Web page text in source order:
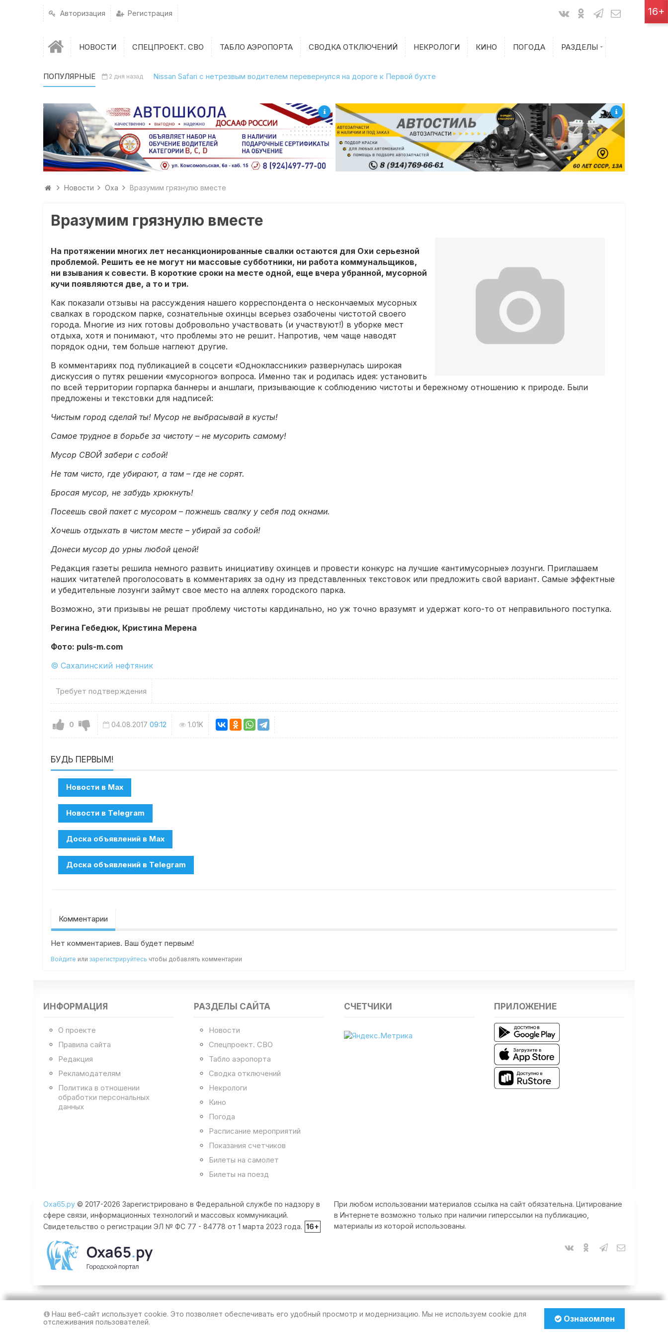
Авторизация Регистрация
НОВОСТИ СПЕЦПРОЕКТ. СВО ТАБЛО АЭРОПОРТА СВОДКА ОТКЛЮЧЕНИЙ НЕКРОЛОГИ КИНО ПОГОДА РАЗДЕЛЫ
Показания счетчиков
Билеты на поезд
ПОПУЛЯРНЫЕ 2 дня назад Nissan Safari с нетрезвым водителем перевернулся на дороге к Первой бухте
Новости Оха Вразумим грязнулю вместе
Вразумим грязнулю вместе
На протяжении многих лет несанкционированные свалки остаются для Охи серьезной
проблемой. Решить ее не могут ни массовые субботники, ни работа коммунальщиков,
ни взывания к совести. В короткие сроки на месте одной, еще вчера убранной, мусорной
кучи появляются две, а то и три.
Как показали отзывы на рассуждения нашего корреспондента о нескончаемых мусорных
свалках в городском парке, сознательные охинцы всерьез озабочены чистотой своего
города. Многие из них готовы добровольно участвовать (и участвуют!) в уборке мест
отдыха, хотя и понимают, что проблемы это не решит. Напротив, чем чаще наводят
порядок одни, тем больше наглеют другие.
В комментариях под публикацией в соцсети «Одноклассники» развернулась широкая
дискуссия о путях решении «мусорного» вопроса. Именно так и родилась идея: установить
по всей территории горпарка баннеры и аншлаги, призывающие к соблюдению чистоты и бережному отношению к природе. Были
предложены и текстовки для надписей:
Чистым город сделай ты! Мусор не выбрасывай в кусты!
Самое трудное в борьбе за чистоту – не мусорить самому!
Мусор СВОЙ забери с собой!
Не там чисто, где убирают, а там – где не сорят.
Бросая мусор, не забудь хрюкнуть!
Посеешь свой пакет с мусором – пожнешь свалку у себя под окнами.
Хочешь отдыхать в чистом месте – убирай за собой!
Донеси мусор до урны любой ценой!
Редакция газеты решила немного развить инициативу охинцев и провести конкурс на лучшие «антимусорные» лозунги. Приглашаем
наших читателей проголосовать в комментариях за одну из представленных текстовок или предложить свой вариант. Самые эффектные
и убедительные лозунги займут свое место на аллеях городского парка.
Возможно, эти призывы не решат проблему чистоты кардинально, но уж точно вразумят и удержат кого-то от неправильного поступка.
Регина Гебедюк, Кристина Мерена
Фото: puls-m.com
© Сахалинский нефтяник
Требует подтверждения
0 04.08.2017 09:12 1.01K
БУДЬ ПЕРВЫМ!
Комментарии
Нет комментариев. Ваш будет первым!
Войдите илизарегистрируйтесь чтобы добавлять комментарии
ИНФОРМАЦИЯ
О проекте
Правила сайта
Редакция
Рекламодателям
Политика в отношении
обработки персональных
данных
РАЗДЕЛЫ САЙТА
Новости
Спецпроект. СВО
Табло аэропорта
Сводка отключений
Некрологи
Кино
Погода
Расписание мероприятий
Показания счетчиков
Билеты на самолет
Билеты на поезд
СЧЕТЧИКИ ПРИЛОЖЕНИЕ
При любом использовании материалов ссылка на сайт обязательна. Цитирование
в Интернете возможно только при наличии гиперссылки на публикацию,
материалы из которой использованы.
Оха65.ру © 2017-2026 Зарегистрировано в Федеральной службе по надзору в
сфере связи, информационных технологий и массовых коммуникаций.
Свидетельство о регистрации ЭЛ № ФС 77 - 84778 от 1 марта 2023 года. 16+
Наш веб-сайт использует cookie. Это позволяет обеспечивать его удобный просмотр и модернизацию. Мы не используем cookie для
отслеживания пользователей.
Ознакомлен
16+